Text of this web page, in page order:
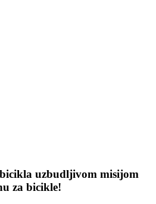
uzbudljivom misijom
za bicikle!